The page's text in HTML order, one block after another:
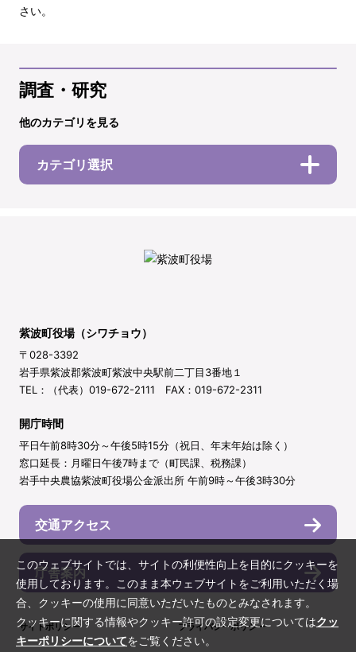
さい。
調査・研究
他のカテゴリを見る
カテゴリ選択
紫波町役場（シワチョウ）
〒028-3392
岩手県紫波郡紫波町紫波中央駅前二丁目3番地１
TEL：（代表）019-672-2111 FAX：019-672-2311
開庁時間
平日午前8時30分～午後5時15分（祝日、年末年始は除く）
窓口延長：月曜日午後7時まで（町民課、税務課）
岩手中央農協紫波町役場公金派出所 午前9時～午後3時30分
交通アクセス
庁舎案内
サイトポリシー プライバシーポリシー
このウェブサイトでは、サイトの利便性向上を目的にクッキーを
使用しております。このまま本ウェブサイトをご利用いただく場
合、クッキーの使用に同意いただいたものとみなされます。
クッキーに関する情報やクッキー許可の設定変更についてはクッ
キーポリシーについてをご覧ください。